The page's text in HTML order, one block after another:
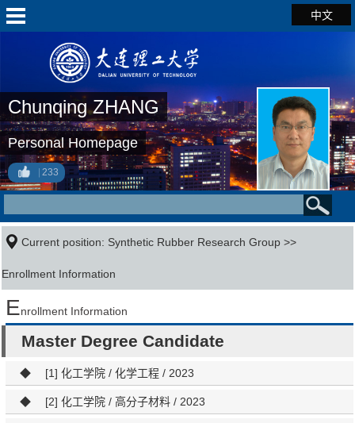
中文
Chunqing ZHANG
Personal Homepage
233
Current position: Synthetic Rubber Research Group >>
Enrollment Information
Enrollment Information
Master Degree Candidate
◆ [1] 化工学院 / 化学工程 / 2023
◆ [2] 化工学院 / 高分子材料 / 2023